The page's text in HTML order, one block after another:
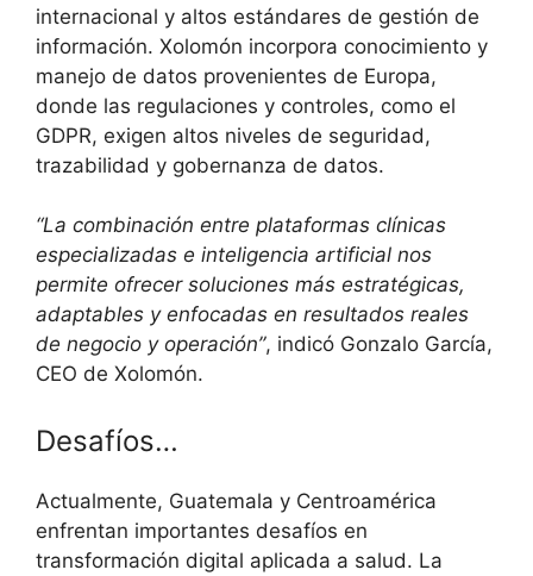
internacional y altos estándares de gestión de
información. Xolomón incorpora conocimiento y
manejo de datos provenientes de Europa,
donde las regulaciones y controles, como el
GDPR, exigen altos niveles de seguridad,
trazabilidad y gobernanza de datos.
“La combinación entre plataformas clínicas
especializadas e inteligencia artificial nos
permite ofrecer soluciones más estratégicas,
adaptables y enfocadas en resultados reales
de negocio y operación”, indicó Gonzalo García,
CEO de Xolomón.
Desafíos…
Actualmente, Guatemala y Centroamérica
enfrentan importantes desafíos en
transformación digital aplicada a salud. La